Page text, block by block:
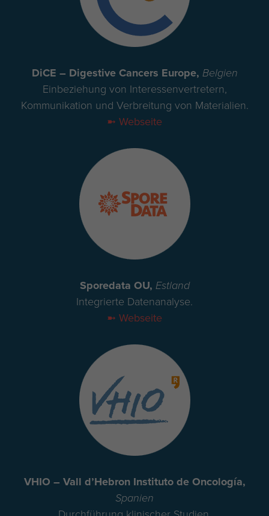
DiCE – Digestive Cancers Europe, Belgien
Einbeziehung von Interessenvertretern,
Kommunikation und Verbreitung von Materialien.
➼ Webseite
Sporedata OU, Estland
Integrierte Datenanalyse.
➼ Webseite
VHIO – Vall d’Hebron Instituto de Oncología,
Spanien